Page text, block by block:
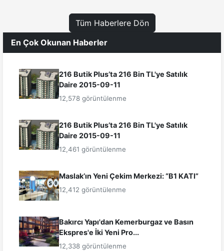
Tüm Haberlere Dön
En Çok Okunan Haberler
216 Butik Plus’ta 216 Bin TL'ye Satılık
Daire 2015-09-11
12,578 görüntülenme
216 Butik Plus’ta 216 Bin TL'ye Satılık
Daire 2015-09-11
12,461 görüntülenme
Maslak’ın Yeni Çekim Merkezi: “B1 KATI”
12,412 görüntülenme
Bakırcı Yapı'dan Kemerburgaz ve Basın
Ekspres'e İki Yeni Pro...
12,338 görüntülenme